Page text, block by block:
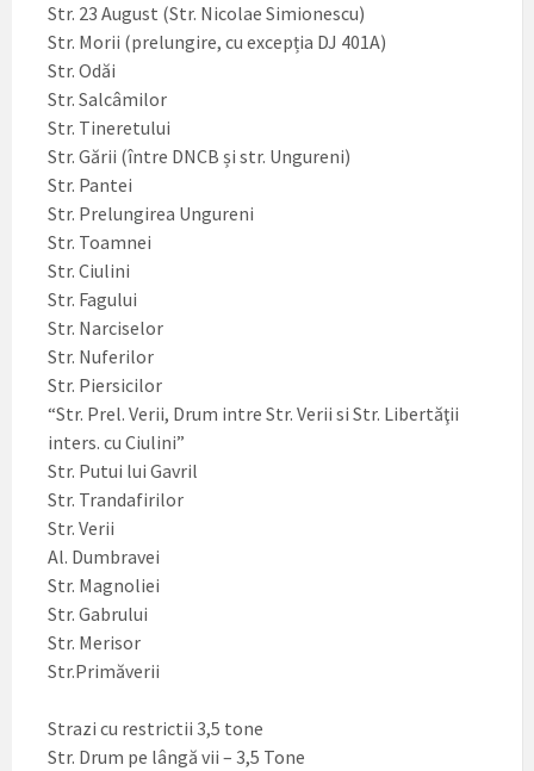
Str. 23 August (Str. Nicolae Simionescu)
Str. Morii (prelungire, cu excepția DJ 401A)
Str. Odăi
Str. Salcâmilor
Str. Tineretului
Str. Gării (între DNCB și str. Ungureni)
Str. Pantei
Str. Prelungirea Ungureni
Str. Toamnei
Str. Ciulini
Str. Fagului
Str. Narciselor
Str. Nuferilor
Str. Piersicilor
“Str. Prel. Verii, Drum intre Str. Verii si Str. Libertăţii
inters. cu Ciulini”
Str. Putui lui Gavril
Str. Trandafirilor
Str. Verii
Al. Dumbravei
Str. Magnoliei
Str. Gabrului
Str. Merisor
Str.Primăverii
Strazi cu restrictii 3,5 tone
Str. Drum pe lângă vii – 3,5 Tone